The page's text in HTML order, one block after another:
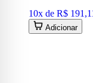
10x de R$
Adicionar